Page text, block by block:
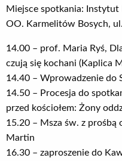
Miejsce spotkania: Instytut
OO. Karmelitów Bosych,
14.00 – prof. Maria Ryś,
czują się kochani (Kaplica
14.40 – Wprowadzenie do
14.50 – Procesja do
przed kościołem: Żony
15.20 – Msza św. z
Martin
16.30 – zaproszenie do